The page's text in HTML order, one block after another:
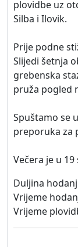
plovidbe uz
Silba i Ilovik.
Prije podne
Slijedi šetnja
grebenska
pruža pogled
Spuštamo se
preporuka za
Večera je u
Duljina
Vrijeme
Vrijeme